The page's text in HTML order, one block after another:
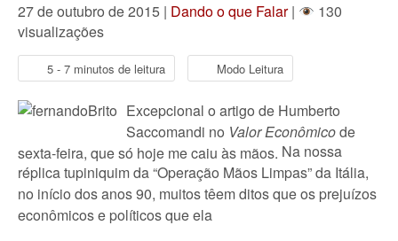
27 de outubro de 2015 | Dando o que Falar|
130
visualizações
5 - 7 minutos de leitura Modo Leitura
Excepcional o artigo de Humberto
Saccomandi no Valor Econômicode
sexta-feira, que só hoje me caiu às mãos. Na nossa
réplica tupiniquim da “Operação Mãos Limpas” da Itália,
no início dos anos 90, muitos têem ditos que os prejuízos
econômicos e políticos que ela